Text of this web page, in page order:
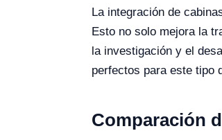
La integración de
Esto no solo mejora la
la investigación y el
perfectos para este tipo
Comparación